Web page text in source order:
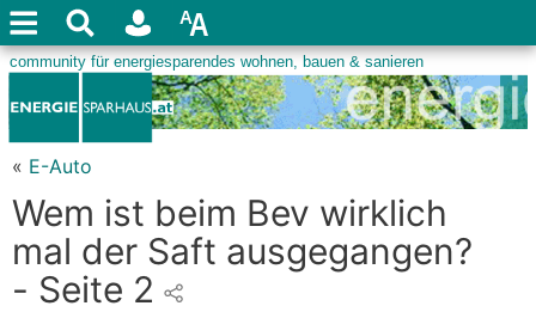
« E-Auto
Wem ist beim Bev wirklich
mal der Saft ausgegangen?
- Seite 2